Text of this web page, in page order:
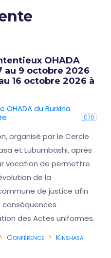
OHADA
au 9 octobre 2026
16 octobre 2026 à
OHADA du Burkina
🇨🇩
organisé par le Cercle
et Lubumbashi, après
vocation de permettre
de la
de justice afin
des Actes uniformes.
Conférence
Kinshasa